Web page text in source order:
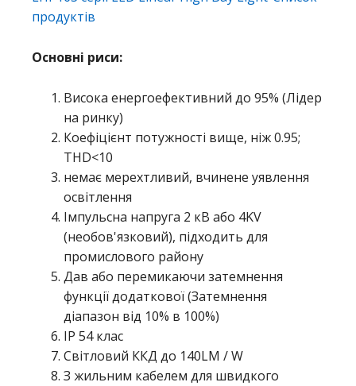
продуктів
Основні риси:
Висока енергоефективний до 95% (Лідер
на ринку)
Коефіцієнт потужності вище, ніж 0.95;
THD<10
немає мерехтливий, вчинене уявлення
освітлення
Імпульсна напруга 2 кВ або 4KV
(необов'язковий), підходить для
промислового району
Дав або перемикаючи затемнення
функції додаткової (Затемнення
діапазон від 10% в 100%)
IP 54 клас
Світловий ККД до 140LM ​​/ W
З жильним кабелем для швидкого